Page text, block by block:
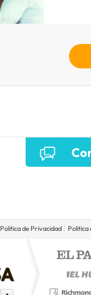
Politica de Privacidad Politica